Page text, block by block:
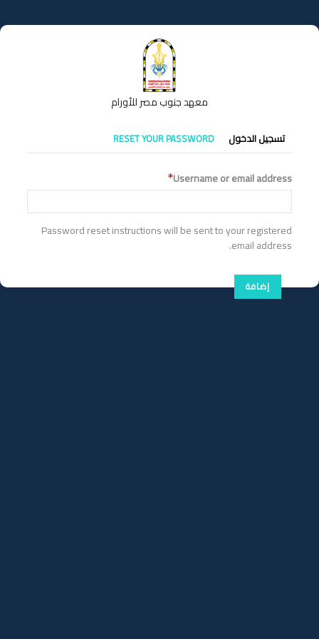
إلى
المحتوى
معهد جنوب مصر للأورام
التبويبات
الأساسية
تسجيل الدخول RESET YOUR PASSWORD
Username or email address
Password reset instructions will be sent to your registered
email address.